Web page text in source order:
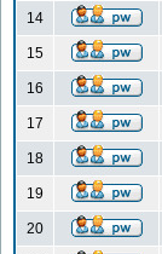
14
15
16
17
18
19
20